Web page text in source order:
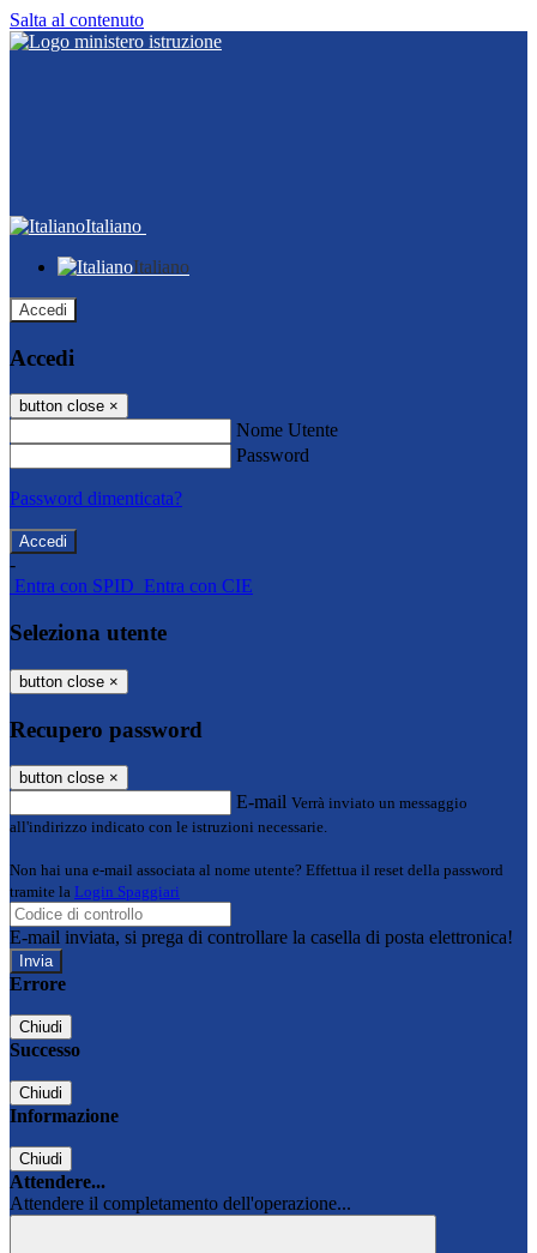
Salta al contenuto
Italiano
Italiano
Accedi
Accedi
button close ×
Nome Utente
Password
Password dimenticata?
-
Entra con SPID Entra con CIE
Seleziona utente
button close ×
Recupero password
button close ×
E-mail Verrà inviato un messaggio
all'indirizzo indicato con le istruzioni necessarie.
Non hai una e-mail associata al nome utente? Effettua il reset della password
tramite la Login Spaggiari
E-mail inviata, si prega di controllare la casella di posta elettronica!
Errore
Chiudi
Successo
Chiudi
Informazione
Chiudi
Attendere...
Attendere il completamento dell'operazione...